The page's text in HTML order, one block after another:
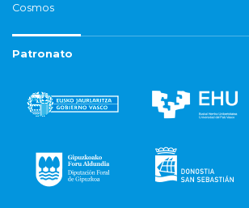
Cosmos
Patronato